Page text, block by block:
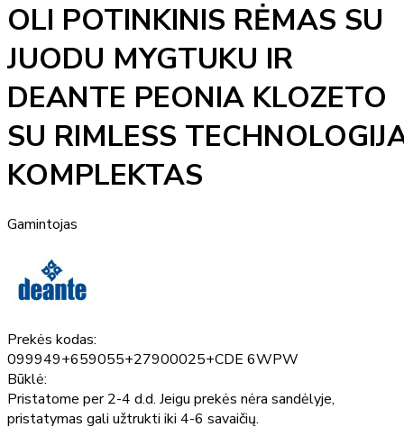
OLI POTINKINIS RĖMAS SU
JUODU MYGTUKU IR
DEANTE PEONIA KLOZETO
SU RIMLESS
KOMPLEKTAS
Gamintojas
Prekės kodas:
099949+659055+27900025+CDE 6WPW
Būklė:
Pristatome per 2-4 d.d. Jeigu prekės nėra sandėlyje,
pristatymas gali užtrukti iki 4-6 savaičių.